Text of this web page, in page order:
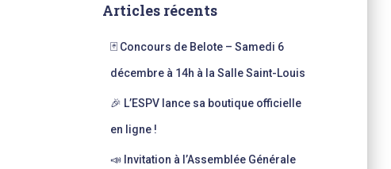
rArticles récents
🃏 Concours de Belote – Samedi 6
décembre à 14h à la Salle Saint-Louis
🎉 L’ESPV lance sa boutique officielle
en ligne !
📣 Invitation à l’Assemblée Générale